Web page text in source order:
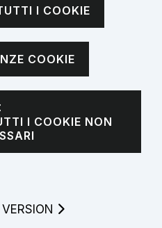
il
I COOKIE
COOKIE
I COOKIE NON